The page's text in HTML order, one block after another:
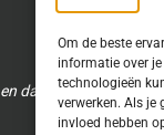
Om de beste
informatie over
technologieën
verwerken. Als
invloed hebben
waarvoor